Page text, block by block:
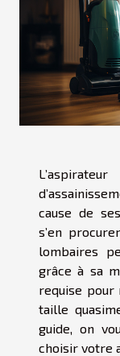
cause de
s’en
lombaires
grâce à sa
requise
taille
guide, on
choisir votre